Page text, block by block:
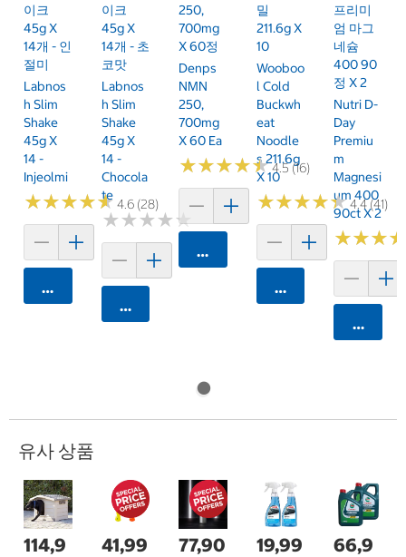
이크
45g X
14개 - 인
절미
Labnos
H Slim
Shake
45g X
14 -
Injeolmi
★★★★★
★★★★★ 4.6 (28)
카트에 담기
이크
45g X
14개 - 초
코맛
Labnos
H Slim
Shake
45g X
14 -
Chocola
Te
★★★★★
★★★★★
카트에 담기
250,
700mg
X 60정
Denps
NMN
250,
700mg
X 60 Ea
★★★★★
★★★★★4.5 (16)
카트에 담기
밀
211.6g X
10
Wooboo
L Cold
Buckwh
Eat
Noodle
S 211.6g
X 10
★★★★★
★★★★★4.4 (41)
카트에 담기
프리미
엄 마그
네슘
400 90
정 X 2
Nutri D-
Day
Premiu
M
Magnesi
Um 400
90ct X 2
★★★
★★★
카트에
유사 상품
114,9
41,99
77,90
19,99
66,9